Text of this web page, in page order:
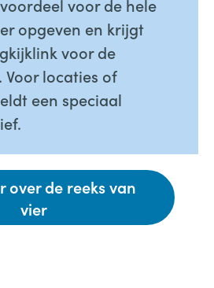
voor de hele
opgeven en krijgt
voor de
Voor locaties of
een speciaal
over de reeks van
vier